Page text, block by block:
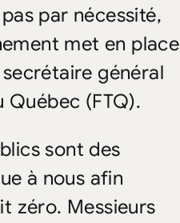
par nécessité,
met en place
général
Québec (FTQ).
sont des
à nous afin
zéro. Messieurs